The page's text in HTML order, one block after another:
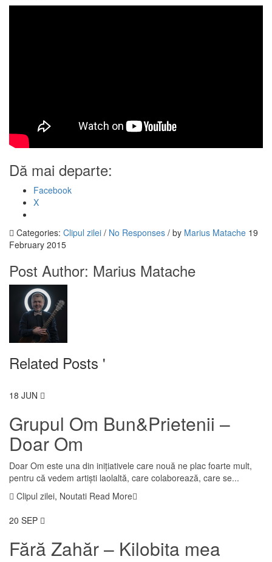
Dă mai departe:
Facebook
X
Categories: Clipul zilei / No Responses / by Marius Matache 19
February 2015
Post Author: Marius Matache
Related Posts '
18 JUN
Grupul Om Bun&Prietenii –
Doar Om
Doar Om este una din inițiativele care nouă ne plac foarte mult,
pentru că vedem artiști laolaltă, care colaborează, care se...
Clipul zilei, Noutati Read More
20 SEP
Fără Zahăr – Kilobita mea